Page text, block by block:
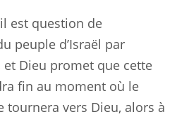
est question de
peuple d’Israël par
et Dieu promet que cette
fin au moment où le
tournera vers Dieu, alors à